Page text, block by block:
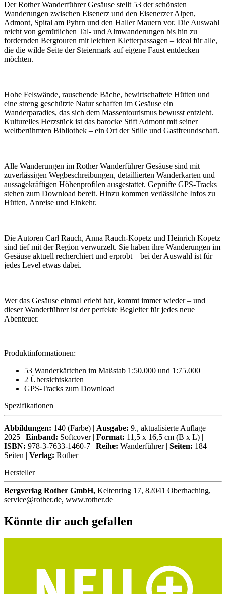
Der Rother Wanderführer Gesäuse stellt 53 der schönsten
Wanderungen zwischen Eisenerz und den Eisenerzer Alpen,
Admont, Spital am Pyhrn und den Haller Mauern vor. Die Auswahl
reicht von gemütlichen Tal- und Almwanderungen bis hin zu
fordernden Bergtouren mit leichten Kletterpassagen – ideal für alle,
die die wilde Seite der Steiermark auf eigene Faust entdecken
möchten.
Hohe Felswände, rauschende Bäche, bewirtschaftete Hütten und
eine streng geschützte Natur schaffen im Gesäuse ein
Wanderparadies, das sich dem Massentourismus bewusst entzieht.
Kulturelles Herzstück ist das barocke Stift Admont mit seiner
weltberühmten Bibliothek – ein Ort der Stille und Gastfreundschaft.
Alle Wanderungen im Rother Wanderführer Gesäuse sind mit
zuverlässigen Wegbeschreibungen, detaillierten Wanderkarten und
aussagekräftigen Höhenprofilen ausgestattet. Geprüfte GPS-Tracks
stehen zum Download bereit. Hinzu kommen verlässliche Infos zu
Hütten, Anreise und Einkehr.
Die Autoren Carl Rauch, Anna Rauch-Kopetz und Heinrich Kopetz
sind tief mit der Region verwurzelt. Sie haben ihre Wanderungen im
Gesäuse aktuell recherchiert und erprobt – bei der Auswahl ist für
jedes Level etwas dabei.
Wer das Gesäuse einmal erlebt hat, kommt immer wieder – und
dieser Wanderführer ist der perfekte Begleiter für jedes neue
Abenteuer.
Produktinformationen:
53 Wanderkärtchen im Maßstab 1:50.000 und 1:75.000
2 Übersichtskarten
GPS-Tracks zum Download
Spezifikationen
Abbildungen: 140 (Farbe) | Ausgabe: 9., aktualisierte Auflage
2025 | Einband: Softcover | Format: 11,5 x 16,5 cm (B x L) |
ISBN: 978-3-7633-1460-7 | Reihe: Wanderführer | Seiten: 184
Seiten | Verlag: Rother
Hersteller
Bergverlag Rother GmbH, Keltenring 17, 82041 Oberhaching,
service@rother.de, www.rother.de
Könnte dir auch gefallen